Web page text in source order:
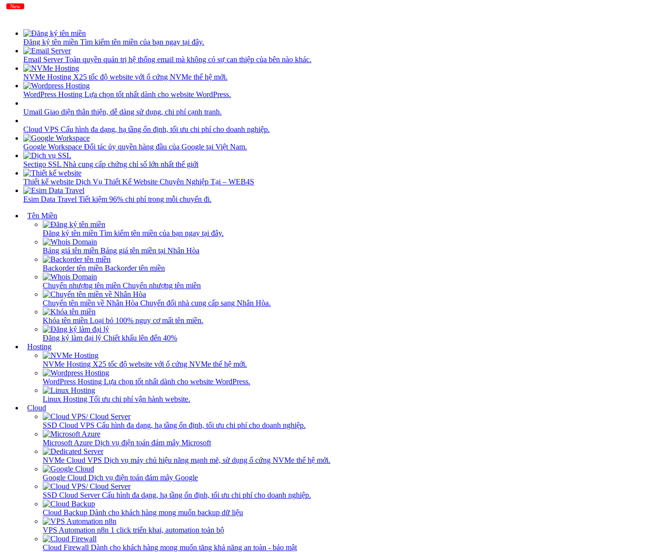
Đăng ký tên miền Tìm kiếm tên miền của bạn ngay tại đây.
Email ServerToàn quyền quản trị hệ thống email mà không có sự can thiệp của bên nào khác.
NVMe Hosting X25 tốc độ website với ổ cứng NVMe thế hệ mới.
WordPress Hosting Lựa chọn tốt nhất dành cho website WordPress.
Umail Giao diện thân thiện, dễ dàng sử dụng, chi phí cạnh tranh.
Cloud VPS Cấu hình đa dạng, hạ tầng ổn định, tối ưu chi phí cho doanh nghiệp.
Google Workspace Đối tác ủy quyền hàng đầu của Google tại Việt Nam.
Sectigo SSL Nhà cung cấp chứng chỉ số lớn nhất thế giới
Thiết kế website Dịch Vụ Thiết Kế Website Chuyên Nghiệp Tại – WEB4S
Esim Data Travel Tiết kiệm 96% chi phí trong mỗi chuyến đi.
Tên Miền
Đăng ký tên miền Tìm kiếm tên miền của bạn ngay tại đây.
Bảng giá tên miền Bảng giá tên miền tại Nhân Hòa
Backorder tên miền Backorder tên miền
Chuyển nhượng tên miền Chuyển nhượng tên miền
Chuyển tên miền về Nhân Hòa Chuyển đổi nhà cung cấp sang Nhân Hòa.
Khóa tên miền Loại bỏ 100% nguy cơ mất tên miền.
Đăng ký làm đại lý Chiết khấu lên đến 40%
Hosting
NVMe Hosting X25 tốc độ website với ổ cứng NVMe thế hệ mới.
WordPress Hosting Lựa chọn tốt nhất dành cho website WordPress.
Linux Hosting Tối ưu chi phí vận hành website.
New
Cloud
SSD Cloud VPS Cấu hình đa dạng, hạ tầng ổn định, tối ưu chi phí cho doanh nghiệp.
Microsoft Azure Dịch vụ điện toán đám mây Microsoft
NVMe Cloud VPS Dịch vụ máy chủ hiệu năng mạnh mẽ, sử dụng ổ cứng NVMe thế hệ mới.
Google Cloud Dịch vụ điện toán đám mây Google
SSD Cloud ServerCấu hình đa dạng, hạ tầng ổn định, tối ưu chi phí cho doanh nghiệp.
Cloud Backup Dành cho khách hàng mong muốn backup dữ liệu
VPS Automation n8n 1 click triển khai, automation toàn bộ
Cloud Firewall Dành cho khách hàng mong muốn tăng khả năng an toàn - bảo mật
New